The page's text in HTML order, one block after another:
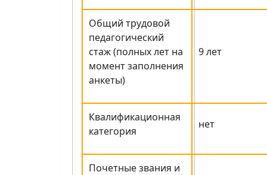
Общий трудовой
педагогический
стаж (полных лет на
момент заполнения
анкеты)
9 лет
Квалификационная
категория
нет
Почетные звания и